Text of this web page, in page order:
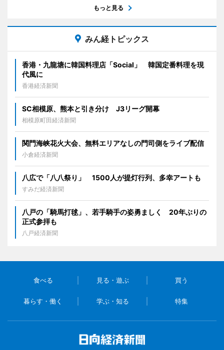
もっと見る
みん経トピックス
香港・九龍塘に韓国料理店「Social」 韓国定番料理を現
代風に
香港経済新聞
SC相模原、熊本と引き分け J3リーグ開幕
相模原町田経済新聞
関門海峡花火大会、無料エリアなしの門司側をライブ配信
小倉経済新聞
八広で「八八祭り」 1500人が提灯行列、多幸アートも
すみだ経済新聞
八戸の「騎馬打毬」、若手騎手の姿勇ましく 20年ぶりの
正式参拝も
八戸経済新聞
食べる 見る・遊ぶ 買う
暮らす・働く 学ぶ・知る 特集